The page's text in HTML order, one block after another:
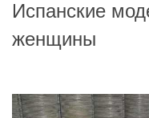
Испанские
женщины